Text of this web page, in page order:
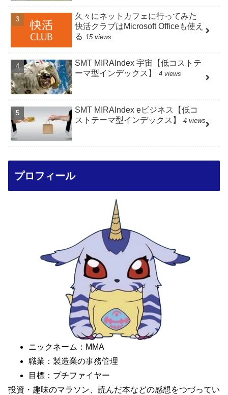
久々にネットカフェに行ってみた
快活クラブはMicrosoft Officeも使え
る 15 views
SMT MIRAIndex 宇宙【低コストテ
ーマ型インデックス】
4 views
SMT MIRAIndex eビジネス【低コ
ストテーマ型インデックス】
4 views
プロフィール
ニックネーム：MMA
職業：製造業の事務管理
目標：プチファイヤー
投資・趣味のマラソン、読んだ本などの感想をつづってい